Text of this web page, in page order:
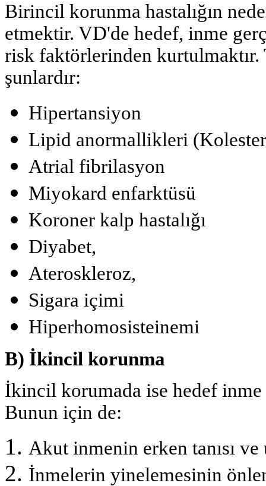
Birincil korunma hastalığın
etmektir. VD'de hedef, inme
risk faktörlerinden
şunlardır:
Hipertansiyon
Lipid anormallikleri
Atrial fibrilasyon
Miyokard enfarktüsü
Koroner kalp hastalığı
Diyabet,
Ateroskleroz,
Sigara içimi
Hiperhomosisteinemi
B) İkincil korunma
İkincil korumada ise hedef
Bunun için de:
Akut inmenin erken tanısı
İnmelerin yinelemesinin